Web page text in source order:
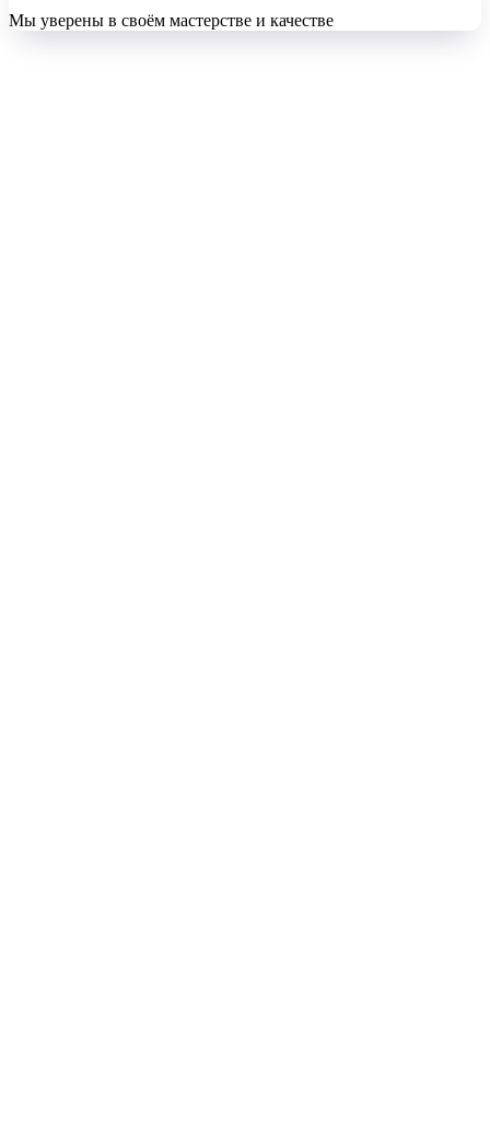
Мы уверены в своём мастерстве и качестве